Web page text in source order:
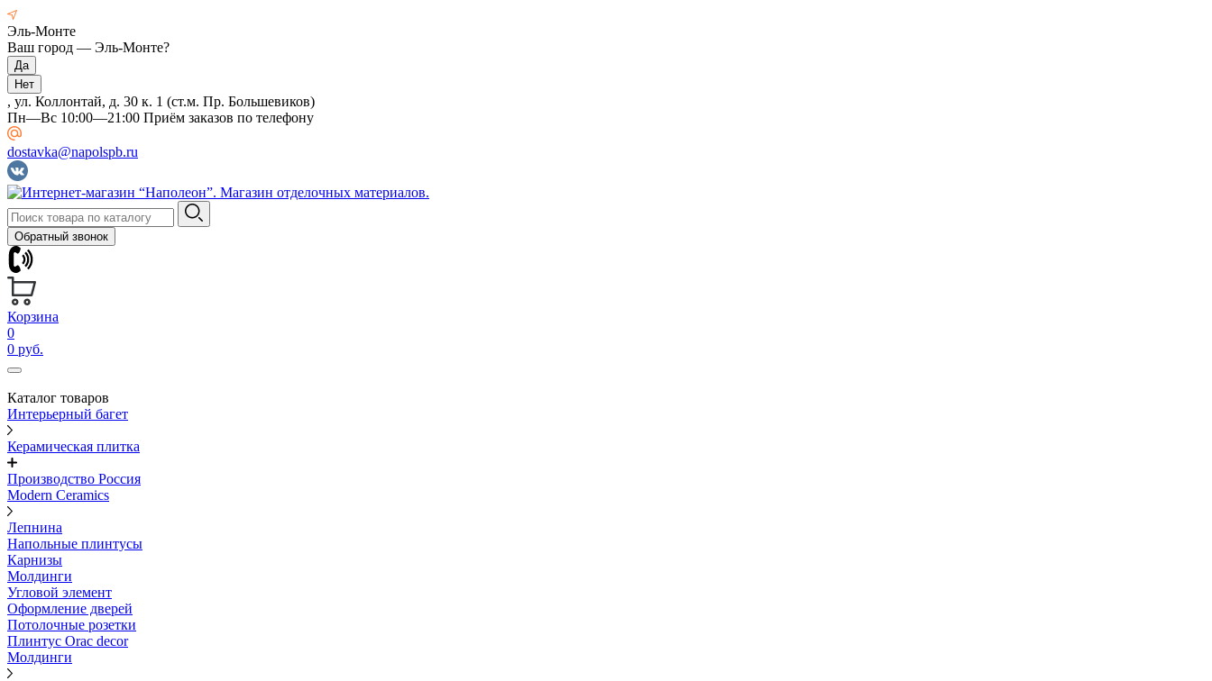
Эль-Монте
Ваш город — Эль-Монте?
, ул. Коллонтай, д. 30 к. 1 (ст.м. Пр. Большевиков)
Пн—Вс 10:00—21:00 Приём заказов по телефону
dostavka@napolspb.ru
Обратный звонок
Корзина
0
0 руб.
Каталог товаров
Интерьерный багет
Керамическая плитка
Производство Россия
Modern Ceramics
Лепнина
Напольные плинтусы
Карнизы
Молдинги
Угловой элемент
Оформление дверей
Потолочные розетки
Плинтус Orac decor
Молдинги